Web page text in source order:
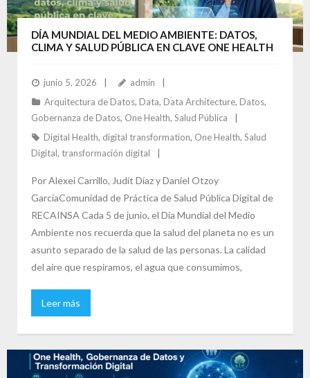
Idioma / Language
DÍA MUNDIAL DEL MEDIO AMBIENTE: DATOS,
CLIMA Y SALUD PÚBLICA EN CLAVE ONE HEALTH
junio 5, 2026
admin
Arquitectura de Datos, Data, Data Architecture, Datos,
Gobernanza de Datos, One Health, Salud Pública
Digital Health, digital transformation, One Health, Salud
Digital, transformación digital
Por Alexei Carrillo, Judit Díaz y Daniel Otzoy
GarcíaComunidad de Práctica de Salud Pública Digital de
RECAINSA Cada 5 de junio, el Día Mundial del Medio
Ambiente nos recuerda que la salud del planeta no es un
asunto separado de la salud de las personas. La calidad
del aire que respiramos, el agua que consumimos,
Leer más